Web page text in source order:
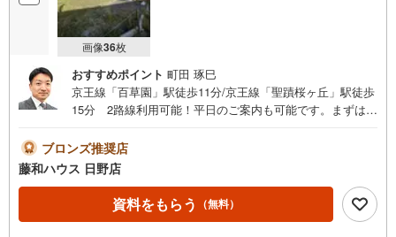
画像36枚
おすすめポイント 町田 琢巳
京王線「百草園」駅徒歩11分/京王線「聖蹟桜ヶ丘」駅徒歩
15分 2路線利用可能！平日のご案内も可能です。まずはお
ブロンズ推奨店
藤和ハウス 日野店
資料をもらう （無料）